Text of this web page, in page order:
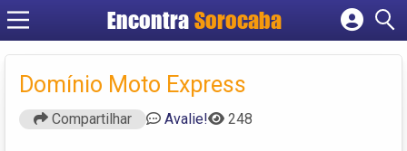
EncontraSorocaba
Cadastrar empresa
Criar conta
Domínio Moto Express
Compartilhar Avalie! 248